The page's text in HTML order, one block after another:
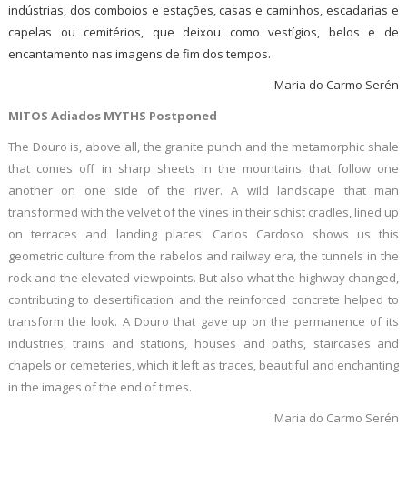
indústrias, dos comboios e estações, casas e caminhos, escadarias e
capelas ou cemitérios, que deixou como vestígios, belos e de
encantamento nas imagens de fim dos tempos.
Maria do Carmo Serén
MITOS Adiados MYTHS Postponed
The Douro is, above all, the granite punch and the metamorphic shale
that comes off in sharp sheets in the mountains that follow one
another on one side of the river. A wild landscape that man
transformed with the velvet of the vines in their schist cradles, lined up
on terraces and landing places. Carlos Cardoso shows us this
geometric culture from the rabelos and railway era, the tunnels in the
rock and the elevated viewpoints. But also what the highway changed,
contributing to desertification and the reinforced concrete helped to
transform the look. A Douro that gave up on the permanence of its
industries, trains and stations, houses and paths, staircases and
chapels or cemeteries, which it left as traces, beautiful and enchanting
in the images of the end of times.
Maria do Carmo Serén